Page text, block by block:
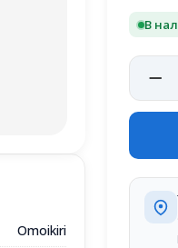
Omoikiri
В